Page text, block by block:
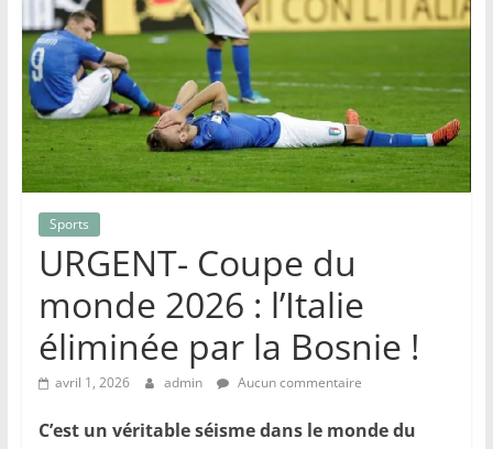
Sports
URGENT- Coupe du
monde 2026 : l’Italie
éliminée par la Bosnie !
avril 1, 2026 admin Aucun commentaire
C’est un véritable séisme dans le monde du